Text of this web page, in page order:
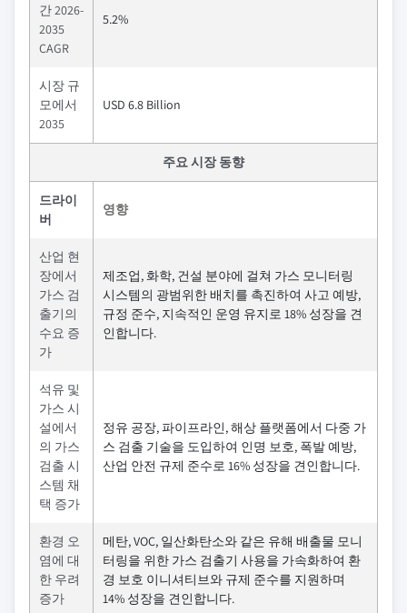
간 2026-
2035
CAGR
5.2%
시장 규
모에서
2035
USD 6.8 Billion
주요 시장 동향
드라이
버
영향
산업 현
장에서
가스 검
출기의
수요 증
가
제조업, 화학, 건설 분야에 걸쳐 가스 모니터링
시스템의 광범위한 배치를 촉진하여 사고 예방,
규정 준수, 지속적인 운영 유지로 18% 성장을 견
인합니다.
석유 및
가스 시
설에서
의 가스
검출 시
스템 채
택 증가
정유 공장, 파이프라인, 해상 플랫폼에서 다중 가
스 검출 기술을 도입하여 인명 보호, 폭발 예방,
산업 안전 규제 준수로 16% 성장을 견인합니다.
환경 오
염에 대
한 우려
증가
메탄, VOC, 일산화탄소와 같은 유해 배출물 모니
터링을 위한 가스 검출기 사용을 가속화하여 환
경 보호 이니셔티브와 규제 준수를 지원하며
14% 성장을 견인합니다.